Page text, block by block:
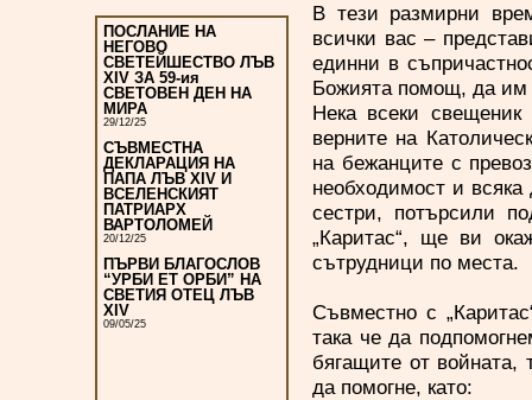
ПОСЛАНИЕ НА
НЕГОВО
СВЕТЕЙШЕСТВО ЛЪВ
XIV ЗА 59-ия
СВЕТОВЕН ДЕН НА
МИРА
29/12/25
СЪВМЕСТНА
ДЕКЛАРАЦИЯ НА
ПАПА ЛЪВ XIV И
ВСЕЛЕНСКИЯТ
ПАТРИАРХ
ВАРТОЛОМЕЙ
20/12/25
ПЪРВИ БЛАГОСЛОВ
“УРБИ ЕТ ОРБИ” НА
СВЕТИЯ ОТЕЦ ЛЪВ
XIV
09/05/25
В тези размирни
всички вас –
единни в
Божията помощ, да им
Нека всеки
верните на
на бежанците с
необходимост и
сестри, потърсили
„Каритас“, ще ви
сътрудници по места.
Съвместно с
така че да
бягащите от
да помогне, като: